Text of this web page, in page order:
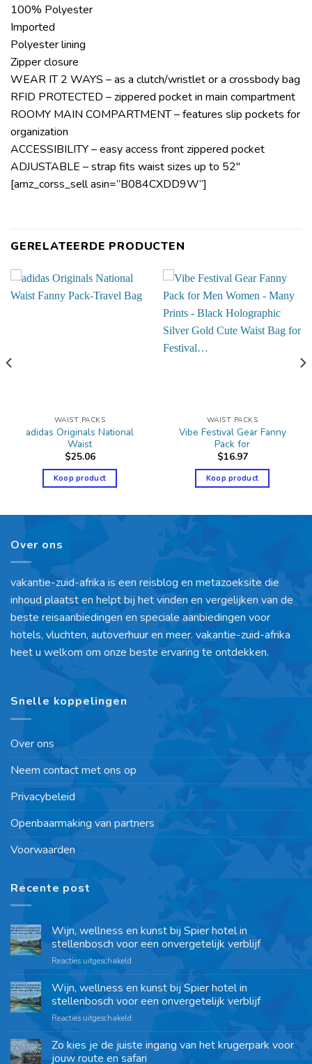
100% Polyester
Imported
Polyester lining
Zipper closure
WEAR IT 2 WAYS – as a clutch/wristlet or a crossbody bag
RFID PROTECTED – zippered pocket in main compartment
ROOMY MAIN COMPARTMENT – features slip pockets for
organization
ACCESSIBILITY – easy access front zippered pocket
ADJUSTABLE – strap fits waist sizes up to 52″
[amz_corss_sell asin=”B084CXDD9W”]
GERELATEERDE PRODUCTEN
WAIST PACKS
adidas Originals National
Waist
$25.06
Koop product
WAIST PACKS
Vibe Festival Gear Fanny
Pack for
$16.97
Koop product
Over ons
vakantie-zuid-afrika is een reisblog en metazoeksite die
inhoud plaatst en helpt bij het vinden en vergelijken van de
beste reisaanbiedingen en speciale aanbiedingen voor
hotels, vluchten, autoverhuur en meer. vakantie-zuid-afrika
heet u welkom om onze beste ervaring te ontdekken.
Snelle koppelingen
Over ons
Neem contact met ons op
Privacybeleid
Openbaarmaking van partners
Voorwaarden
Recente post
Wijn, wellness en kunst bij Spier hotel in
stellenbosch voor een onvergetelijk verblijf
Reacties uitgeschakeld
Wijn, wellness en kunst bij Spier hotel in
stellenbosch voor een onvergetelijk verblijf
Reacties uitgeschakeld
Zo kies je de juiste ingang van het krugerpark voor
jouw route en safari